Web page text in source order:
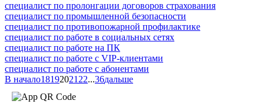
специалист по пролонгации договоров страхования
специалист по промышленной безопасности
специалист по противопожарной профилактике
специалист по работе в социальных сетях
специалист по работе на ПК
специалист по работе с VIP-клиентами
специалист по работе с абонентами
В начало18192021 22...36дальше